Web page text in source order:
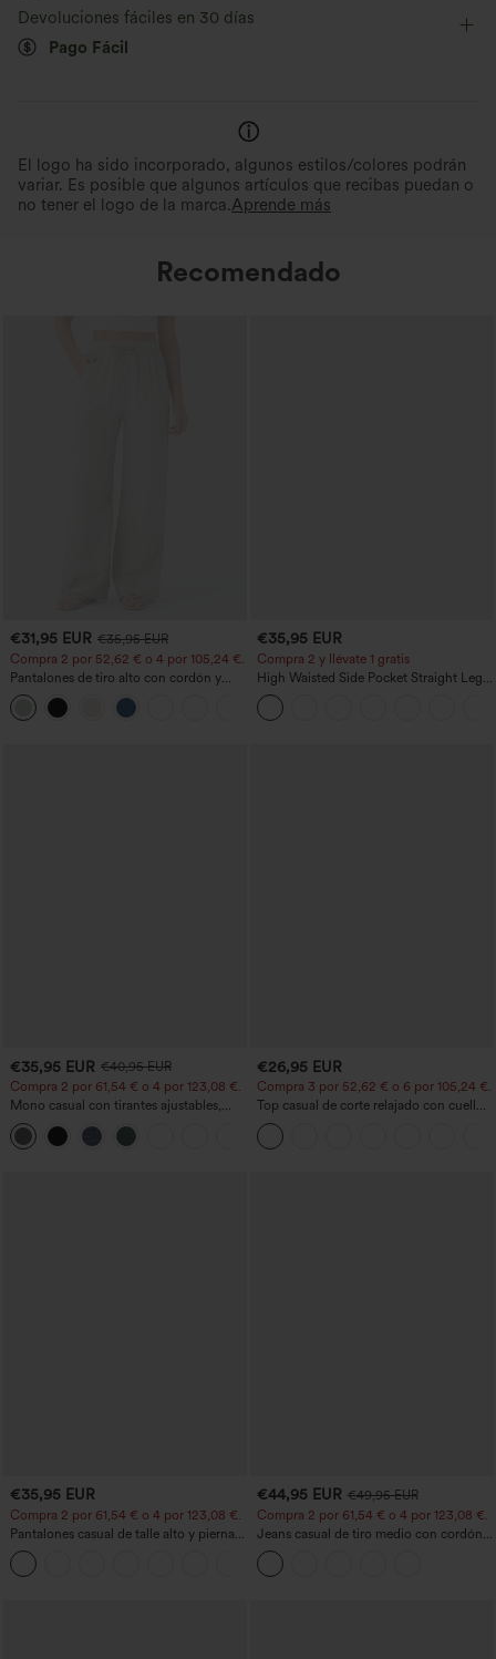
Devoluciones fáciles en 30 días
Pago Fácil
El logo ha sido incorporado, algunos estilos/colores podrán
variar. Es posible que algunos artículos que recibas puedan o
no tener el logo de la marca.Aprende más
Recomendado
€31,95 EUR €35,95 EUR
Compra 2 por 52,62 € o 4 por 105,24 €.
Pantalones de tiro alto con cordón y
bolsillos, pernera ancha, holgados y de
estilo casual con tacto de lino.
€35,95 EUR
Compra 2 y llévate 1 gratis
High Waisted Side Pocket Straight Leg
Work Pants
€35,95 EUR €40,95 EUR
Compra 2 por 61,54 € o 4 por 123,08 €.
Mono casual con tirantes ajustables,
fruncidos, pierna ancha, tejido jaspeado
y bolsillos - Easy Peezy
€26,95 EUR
Compra 3 por 52,62 € o 6 por 105,24 €.
Top casual de corte relajado con cuello
redondo y mangas murciélago.
€35,95 EUR
Compra 2 por 61,54 € o 4 por 123,08 €.
Pantalones casual de talle alto y pierna
recta con tacto de lino y bolsillos
€44,95 EUR €49,95 EUR
Compra 2 por 61,54 € o 4 por 123,08 €.
Jeans casual de tiro medio con cordón y
bolsillos